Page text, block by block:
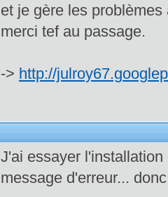
et je gère les
merci tef au passage.
-> http://
J'ai essayer
message d'erreur...